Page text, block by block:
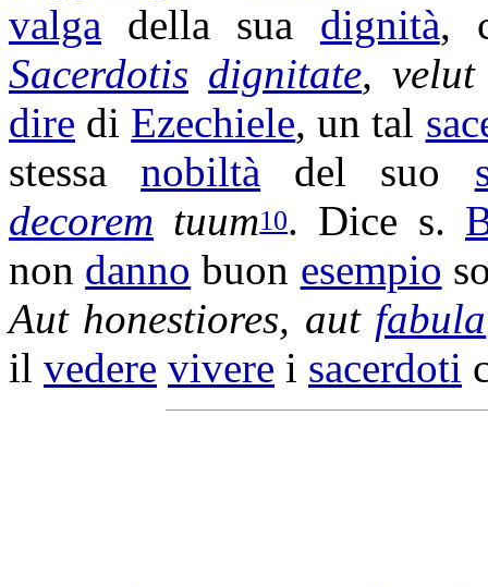
valga della sua dignità,
Sacerdotis dignitate,
dire di Ezechiele, un tal
stessanobiltà del suo
decorem tuum10. Dice s.
non danno buon esempio
Aut honestiores, aut fabula
il vedere vivere i sacerdoti